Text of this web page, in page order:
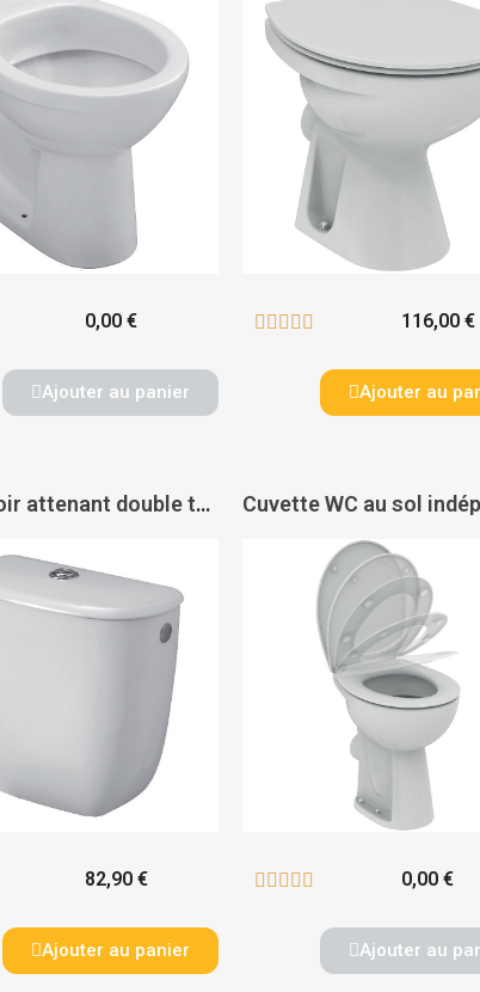
0,00 €
Ajouter au panier
     116,00 €
Ajouter au
Réservoir attenant double touche Bastia - GEBERIT
82,90 €
Ajouter au panier
     0,00 €
Ajouter au